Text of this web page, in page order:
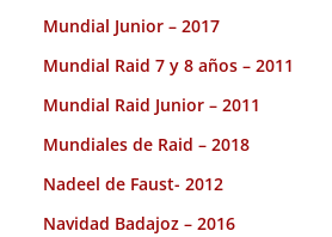
Mundial Junior – 2017
Mundial Raid 7 y 8 años – 2011
Mundial Raid Junior – 2011
Mundiales de Raid – 2018
Nadeel de Faust- 2012
Navidad Badajoz – 2016